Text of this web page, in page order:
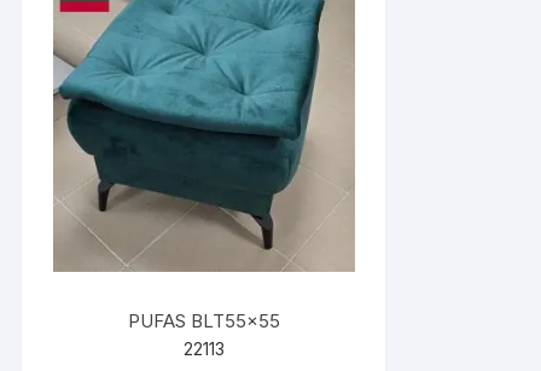
PUFAS BLT55x55
22113